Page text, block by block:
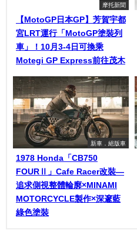
摩托新聞
【MotoGP日本GP】芳賀宇都
宮LRT運行「MotoGP塗裝列
車」！10月3-4日可換乘
Motegi GP Express前往茂木
新車．絕版車
1978 Honda「CB750
FOURⅡ」Cafe Racer改裝—
追求側視整體輪廓×MINAMI
MOTORCYCLE製作×深邃藍
綠色塗裝